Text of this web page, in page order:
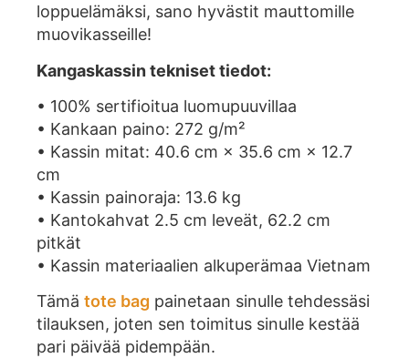
loppuelämäksi, sano hyvästit mauttomille
muovikasseille!
Kangaskassin tekniset tiedot:
• 100% sertifioitua luomupuuvillaa
• Kankaan paino: 272 g/m²
• Kassin mitat: 40.6 cm × 35.6 cm × 12.7
cm
• Kassin painoraja: 13.6 kg
• Kantokahvat 2.5 cm leveät, 62.2 cm
pitkät
• Kassin materiaalien alkuperämaa Vietnam
Tämä tote bag painetaan sinulle tehdessäsi
tilauksen, joten sen toimitus sinulle kestää
pari päivää pidempään.